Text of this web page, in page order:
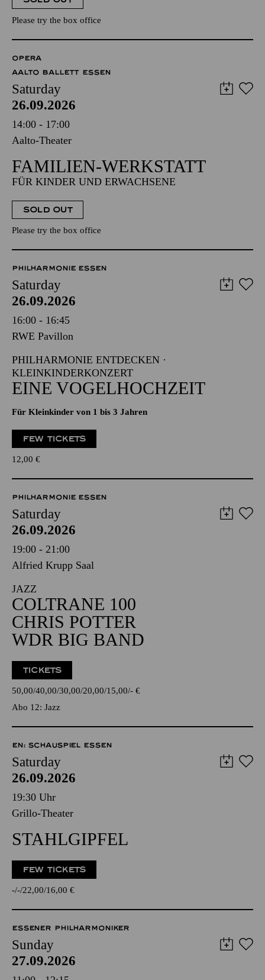
Please try the box office
OPERA
AALTO BALLETT ESSEN
Saturday
26.09.2026
14:00 - 17:00
Aalto-Theater
FAMILIEN-WERKSTATT
FÜR KINDER UND ERWACHSENE
SOLD OUT
Please try the box office
PHILHARMONIE ESSEN
Saturday
26.09.2026
16:00 - 16:45
RWE Pavillon
PHILHARMONIE ENTDECKEN ·
KLEINKINDERKONZERT
EINE VOGELHOCHZEIT
Für Kleinkinder von 1 bis 3 Jahren
FEW TICKETS
12,00 €
PHILHARMONIE ESSEN
Saturday
26.09.2026
19:00 - 21:00
Alfried Krupp Saal
JAZZ
COLTRANE 100
CHRIS POTTER
WDR BIG BAND
TICKETS
50,00 40,00 30,00 20,00 15,00 - €
Abo 12: Jazz
EN: SCHAUSPIEL ESSEN
Saturday
26.09.2026
19:30 Uhr
Grillo-Theater
STAHLGIPFEL
FEW TICKETS
- - 22,00 16,00 €
ESSENER PHILHARMONIKER
Sunday
27.09.2026